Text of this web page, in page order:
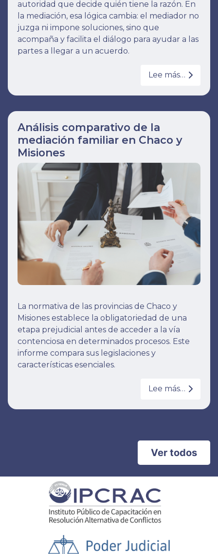
autoridad que decide quién tiene la razón. En
la mediación, esa lógica cambia: el mediador no
juzga ni impone soluciones, sino que
acompaña y facilita el diálogo para ayudar a las
partes a llegar a un acuerdo.
Lee más…
Análisis comparativo de la
mediación familiar en Chaco y
Misiones
La normativa de las provincias de Chaco y
Misiones establece la obligatoriedad de una
etapa prejudicial antes de acceder a la vía
contenciosa en determinados procesos. Este
informe compara sus legislaciones y
características esenciales.
Lee más…
Ver todos